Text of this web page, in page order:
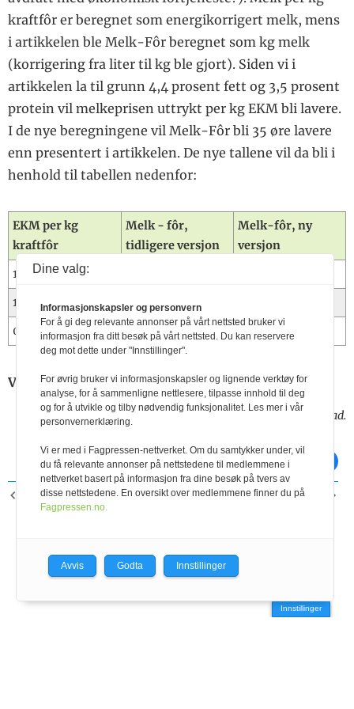
storfegjødsel på eng
Sentrifugalsprederen
må justeres etter
vekt og topografi
Kraftig reduksjon i
gjødselsalget
vekstsesong
Forebygging satt i
system
Bretter opp ermene
på nytt i 2024
Når utgiftene aukar
meir enn inntektene
Sa opp jobben –
startet med ammeku
Eana 360
Buskap for 50 år
siden
Jusspalten
Q-bonden
Animalia
Dagros
Rettelse til artikkel
i Buskap 1/2024
skaffe mer kunnskap
om arbeidsmiljøet i
norsk
melkeproduksjon?
Midtsidebildet
kraftfôr er beregnet som energikorrigert melk, mens
i artikkelen ble Melk-Fôr beregnet som kg melk
(korrigering fra liter til kg ble gjort). Siden vi i
artikkelen la til grunn 4,4 prosent fett og 3,5 prosent
protein vil melkeprisen uttrykt per kg EKM bli lavere.
I de nye beregningene vil Melk-Fôr bli 35 øre lavere
enn presentert i artikkelen. De nye tallene vil da bli i
henhold til tabellen nedenfor:
EKM per kg
kraftfôr
Melk - fôr,
tidligere versjon
Melk-fôr, ny
versjon
1,8
1,2
2,26
0,6
-1,30 -1,65
Vi beklager på det sterkeste feilen i artikkelen.
Harald Volden og Jonny Fjukstad.
FORRIGE ARTIKKEL
Tine
NESTE ARTIKKEL
melkeproduksjon?
Innstillinger
Dine valg:
Informasjonskapsler og personvern
For å gi deg relevante annonser på vårt nettsted bruker vi
informasjon fra ditt besøk på vårt nettsted. Du kan reservere
deg mot dette under "Innstillinger".
For øvrig bruker vi informasjonskapsler og lignende verktøy for
analyse, for å sammenligne nettlesere, tilpasse innhold til deg
og for å utvikle og tilby nødvendig funksjonalitet. Les mer i vår
personvernerklæring.
Vi er med i Fagpressen-nettverket. Om du samtykker under, vil
du få relevante annonser på nettstedene til medlemmene i
nettverket basert på informasjon fra dine besøk på tvers av
disse nettstedene. En oversikt over medlemmene finner du på
Fagpressen.no.
Avvis Godta Innstillinger